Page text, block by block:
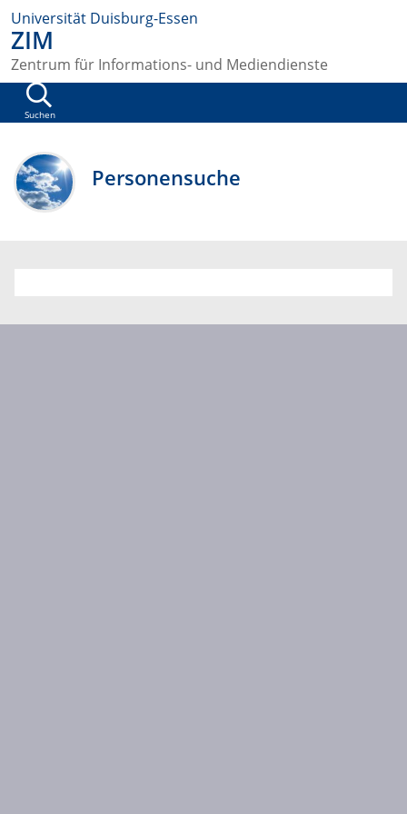
Universität Duisburg-Essen
ZIM
Zentrum für Informations- und Mediendienste
Suchen
Personensuche